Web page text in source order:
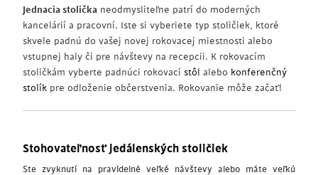
Jednacia stolička neodmysliteľne patrí do moderných
kancelárií a pracovní. Iste si vyberiete typ stoličiek, ktoré
skvele padnú do vašej novej rokovacej miestnosti alebo
vstupnej haly či pre návštevy na recepcii. K rokovacím
stoličkám vyberte padnúci rokovací stôl alebo konferenčný
stolík pre odloženie občerstvenia. Rokovanie môže začať!
Stohovateľnosť jedálenských stoličiek
Ste zvyknutí na pravidelné veľké návštevy alebo máte veľkú